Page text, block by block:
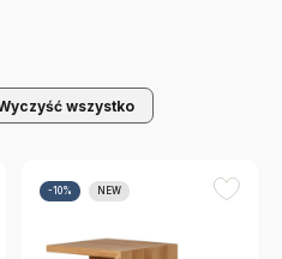
wszystko
-10% NEW